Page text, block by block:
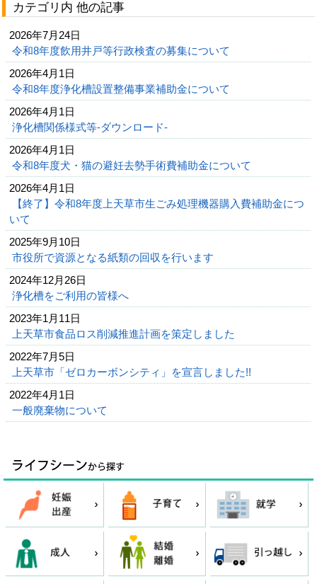
カテゴリ内 他の記事
2026年7月24日
令和8年度飲用井戸等行政検査の募集について
2026年4月1日
令和8年度浄化槽設置整備事業補助金について
2026年4月1日
浄化槽関係様式等-ダウンロード-
2026年4月1日
令和8年度犬・猫の避妊去勢手術費補助金について
2026年4月1日
【終了】令和8年度上天草市生ごみ処理機器購入費補助金につ
いて
2025年9月10日
市役所で資源となる紙類の回収を行います
2024年12月26日
浄化槽をご利用の皆様へ
2023年1月11日
上天草市食品ロス削減推進計画を策定しました
2022年7月5日
上天草市「ゼロカーボンシティ」を宣言しました!!
2022年4月1日
一般廃棄物について